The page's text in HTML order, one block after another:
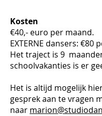
Kosten
€40,- euro per maand.
EXTERNE dansers: €80
Het traject is 9
schoolvakanties is er
Het is altijd mogelijk
gesprek aan te vragen
naar